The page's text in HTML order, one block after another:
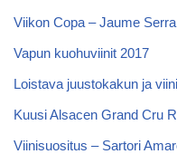
Viikon Copa – Jaume
Vapun kuohuviinit 2017
Loistava juustokakun ja
Kuusi Alsacen Grand Cru
Viinisuositus – Sartori